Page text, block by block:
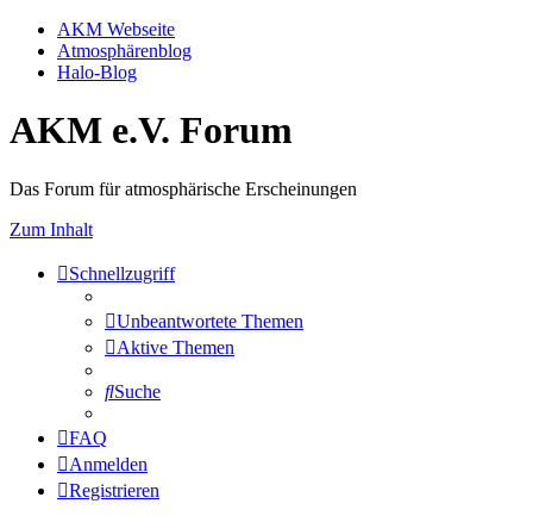
AKM Webseite
Atmosphärenblog
Halo-Blog
AKM e.V. Forum
Das Forum für atmosphärische Erscheinungen
Zum Inhalt
Schnellzugriff
Unbeantwortete Themen
Aktive Themen
Suche
FAQ
Anmelden
Registrieren